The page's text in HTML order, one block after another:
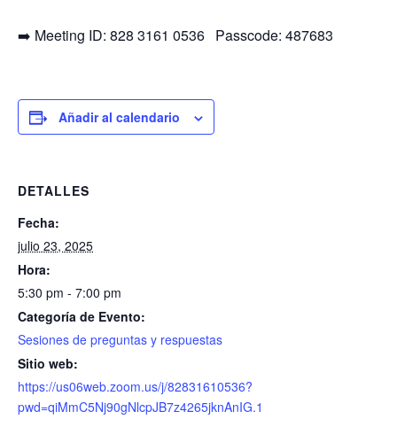
➡️ Meeting ID: 828 3161 0536 Passcode: 487683
Añadir al calendario
DETALLES
Fecha:
julio 23, 2025
Hora:
5:30 pm - 7:00 pm
Categoría de Evento:
Sesiones de preguntas y respuestas
Sitio web:
https://us06web.zoom.us/j/82831610536?
pwd=qiMmC5Nj90gNlcpJB7z4265jknAnIG.1